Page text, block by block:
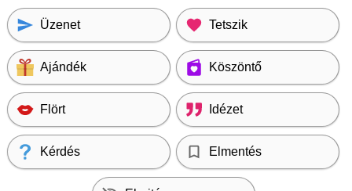
Üzenet Tetszik
Ajándék Köszöntő
Flört Idézet
Kérdés Elmentés